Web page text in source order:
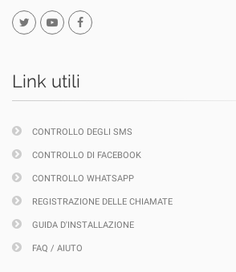
Link utili
CONTROLLO DEGLI SMS
CONTROLLO DI FACEBOOK
CONTROLLO WHATSAPP
REGISTRAZIONE DELLE CHIAMATE
GUIDA D'INSTALLAZIONE
FAQ / AIUTO